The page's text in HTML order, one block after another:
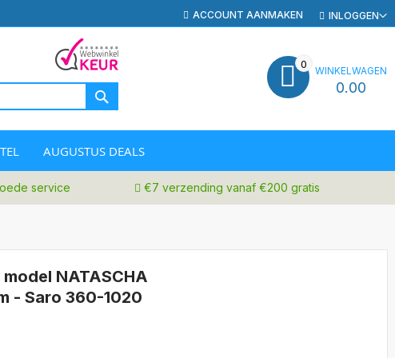
INLOGGEN
ACCOUNT AANMAKEN
WINKELWAGEN
0.00
0
AUGUSTUS DEALS
service €7 verzending vanaf €200 gratis
NATASCHA
- Saro 360-1020